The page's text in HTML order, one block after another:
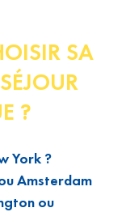
SA
?
York ?
Amsterdam
ou